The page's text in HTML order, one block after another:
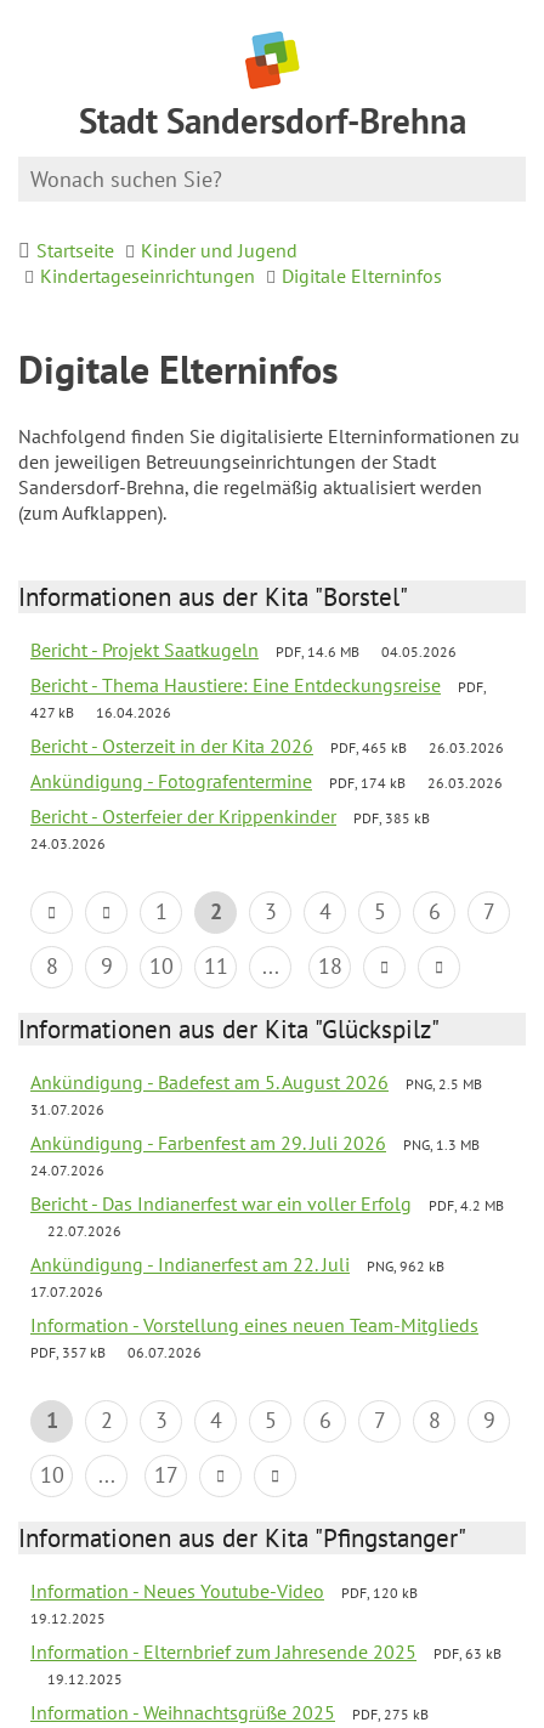
Stadt Sandersdorf-Brehna
Startseite
Kinder und Jugend
Kindertageseinrichtungen
Digitale Elterninfos
Digitale Elterninfos
Nachfolgend finden Sie digitalisierte Elterninformationen zu
den jeweiligen Betreuungseinrichtungen der Stadt
Sandersdorf-Brehna, die regelmäßig aktualisiert werden
(zum Aufklappen).
Informationen aus der Kita "Borstel"
Bericht - Projekt Saatkugeln PDF, 14.6 MB 04.05.2026
Bericht - Thema Haustiere: Eine Entdeckungsreise
PDF,
427 kB
16.04.2026
Bericht - Osterzeit in der Kita 2026 PDF, 465 kB 26.03.2026
Ankündigung - Fotografentermine PDF, 174 kB 26.03.2026
Bericht - Osterfeier der Krippenkinder
PDF, 385 kB
24.03.2026
1 2 3 4 5 6
7
8
9 10 11 ... 18
Informationen aus der Kita "Glückspilz"
Ankündigung - Badefest am 5. August 2026
PNG, 2.5 MB
31.07.2026
Ankündigung - Farbenfest am 29. Juli 2026
PNG, 1.3 MB
24.07.2026
Bericht - Das Indianerfest war ein voller Erfolg
PDF, 4.2 MB
22.07.2026
Ankündigung - Indianerfest am 22. Juli
PNG, 962 kB
17.07.2026
Information - Vorstellung eines neuen Team-Mitglieds
PDF, 357 kB 06.07.2026
1 2 3 4 5 6 7 8
9
10
... 17
Informationen aus der Kita "Pfingstanger"
Information - Neues Youtube-Video
PDF, 120 kB
19.12.2025
Information - Elternbrief zum Jahresende 2025
PDF, 63 kB
19.12.2025
Information - Weihnachtsgrüße 2025
PDF, 275 kB